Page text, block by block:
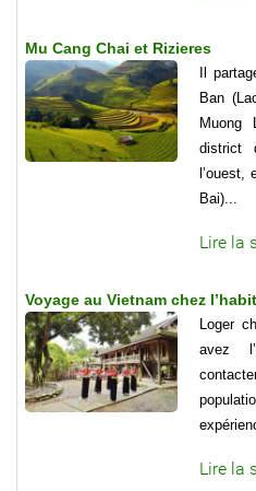
Mu Cang Chai et Rizieres
Il
Ban
district
l’ouest,
Bai)...
Lire la
Voyage au Vietnam chez
Loger
avez
Lire la